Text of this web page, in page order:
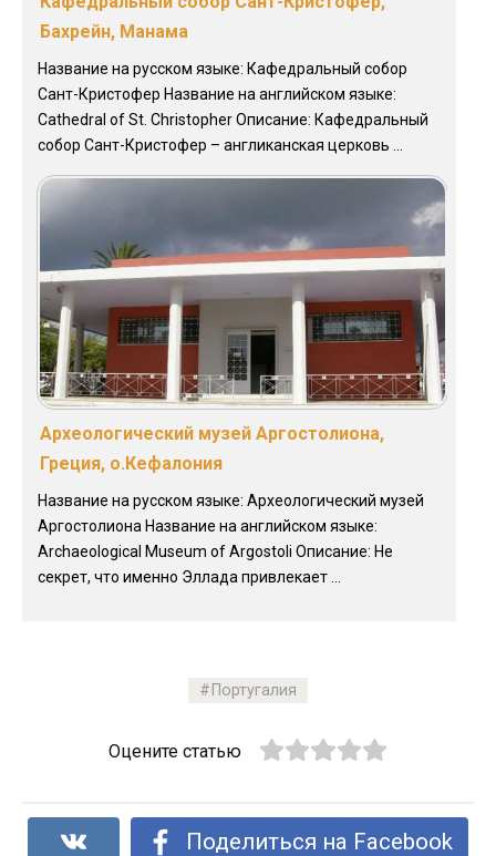
Бахрейн, Манама
Название на русском языке: Кафедральный собор
Сант-Кристофер Название на английском языке:
Cathedral of St. Christopher Описание: Кафедральный
собор Сант-Кристофер – англиканская церковь ...
Археологический музей Аргостолиона,
Греция, о.Кефалония
Название на русском языке: Археологический музей
Аргостолиона Название на английском языке:
Archaeological Museum of Argostoli Описание: Не
секрет, что именно Эллада привлекает ...
Португалия
Оцените статью
Поделиться на Facebook